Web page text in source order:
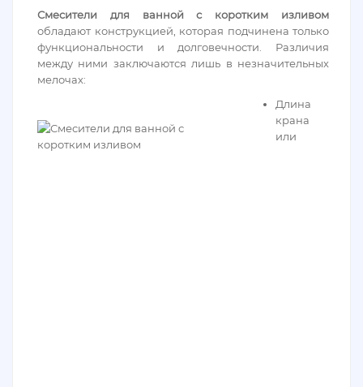
Смесители для ванной с коротким изливом
обладают конструкцией, которая подчинена только
функциональности и долговечности. Различия
между ними заключаются лишь в незначительных
мелочах:
Длина
крана
или